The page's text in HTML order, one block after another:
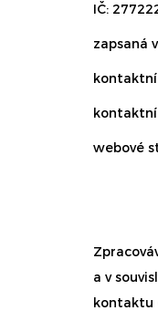
IČ:
zapsaná
kontaktní
webové
a v
kontaktu